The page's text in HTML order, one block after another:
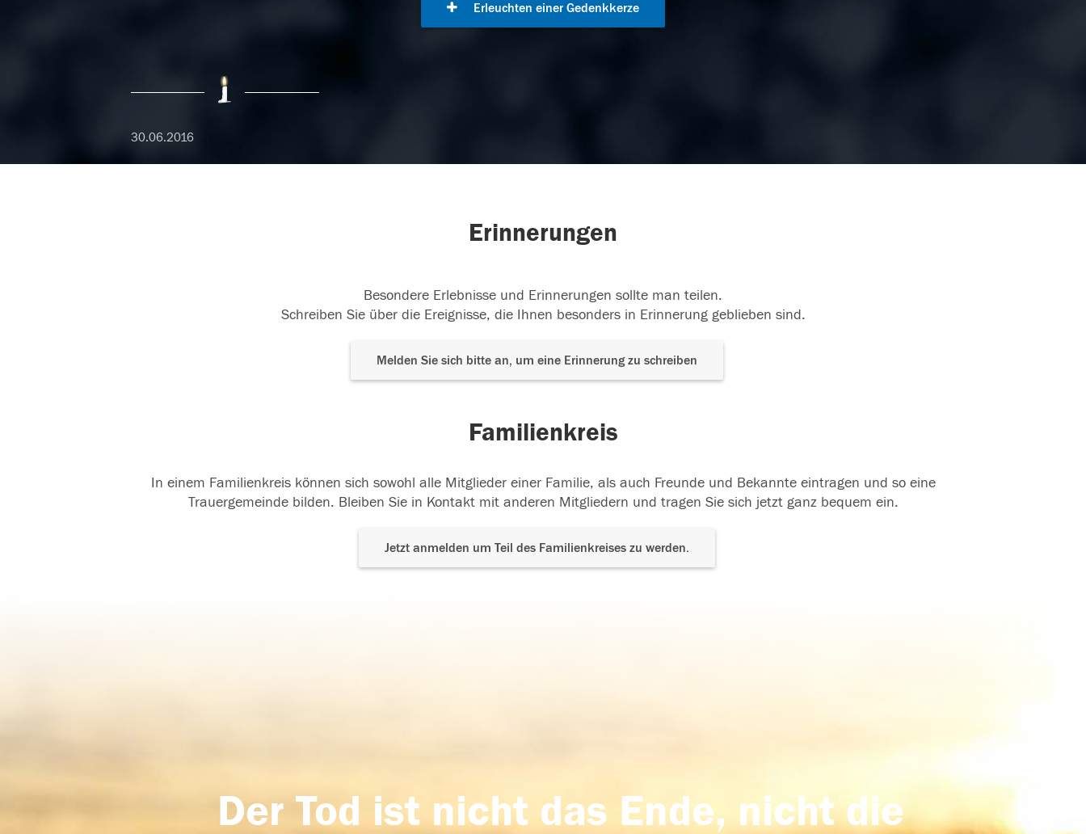
Erleuchten einer Gedenkkerze
30.06.2016
Erinnerungen
Besondere Erlebnisse und Erinnerungen sollte man teilen.
Schreiben Sie über die Ereignisse, die Ihnen besonders in Erinnerung geblieben sind.
Melden Sie sich bitte an, um eine Erinnerung zu schreiben
Familienkreis
In einem Familienkreis können sich sowohl alle Mitglieder einer Familie, als auch Freunde und Bekannte eintragen und so eine
Trauergemeinde bilden. Bleiben Sie in Kontakt mit anderen Mitgliedern und tragen Sie sich jetzt ganz bequem ein.
Jetzt anmelden um Teil des Familienkreises zu werden.
Der Tod ist nicht das Ende, nicht die